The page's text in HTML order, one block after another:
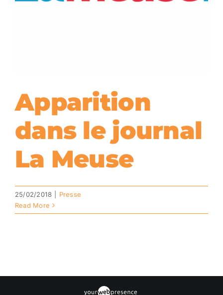
Apparition
dans le journal
La Meuse
25/02/2018
Presse
Read More